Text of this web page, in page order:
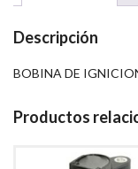
Descripción
BOBINA DE
Productos